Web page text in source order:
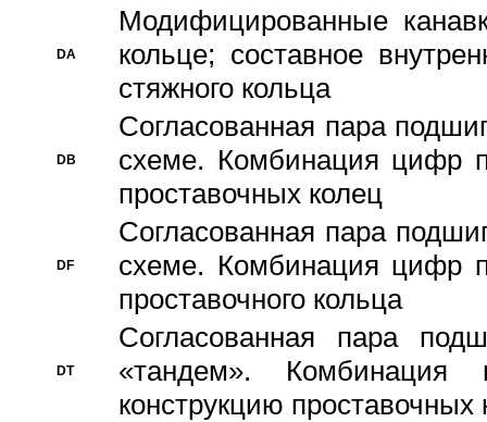
DA
Модифицированные
кольце; составное
стяжного кольца
DB
Согласованная пара
схеме. Комбинация цифр
проставочных колец
DF
Согласованная пара
схеме. Комбинация цифр
проставочного кольца
DT
Согласованная пара
«тандем».
конструкцию проставочных